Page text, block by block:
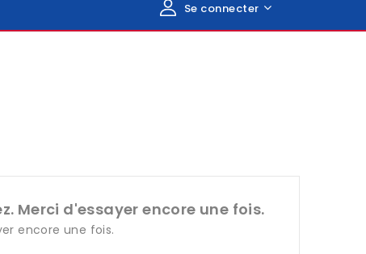
Se connecter
Merci d'essayer encore une fois.
encore une fois.